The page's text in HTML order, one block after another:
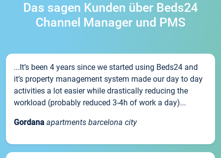
Das sagen Kunden über Beds24
Channel Manager und PMS
...It’s been 4 years since we started using Beds24 and
it’s property management system made our day to day
activities a lot easier while drastically reducing the
workload (probably reduced 3-4h of work a day)...
Gordana apartments barcelona city